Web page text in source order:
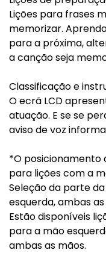
Lições para frases
memorizar.
para a próxima,
a canção seja
Classificação e
O ecrã LCD
atuação. E se se
aviso de voz
*O posicionamento
para lições com a
Seleção da parte
esquerda, ambas
Estão disponíveis
para a mão
ambas as mãos.